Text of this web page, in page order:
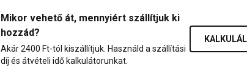
Mikor vehető át, mennyiért szállítjuk ki
hozzád?
Akár 2400 Ft-tól kiszállítjuk. Használd a szállítási
díj és átvételi idő kalkulátorunkat.